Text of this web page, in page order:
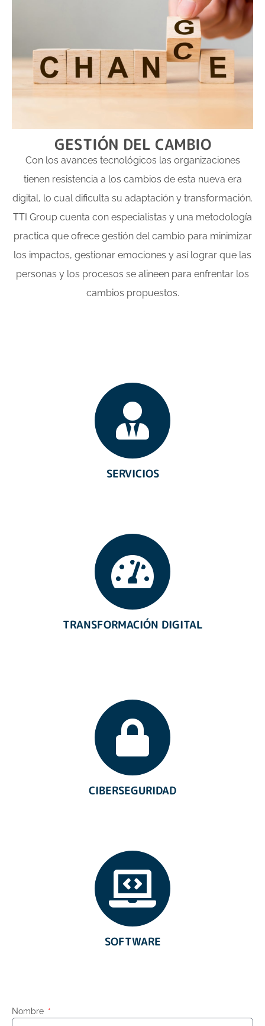
GESTIÓN DEL CAMBIO
Con los avances tecnológicos las organizaciones
tienen resistencia a los cambios de esta nueva era
digital, lo cual dificulta su adaptación y transformación.
TTI Group cuenta con especialistas y una metodología
practica que ofrece gestión del cambio para minimizar
los impactos, gestionar emociones y así lograr que las
personas y los procesos se alineen para enfrentar los
cambios propuestos.
SERVICIOS
TRANSFORMACIÓN DIGITAL
CIBERSEGURIDAD
SOFTWARE
Nombre